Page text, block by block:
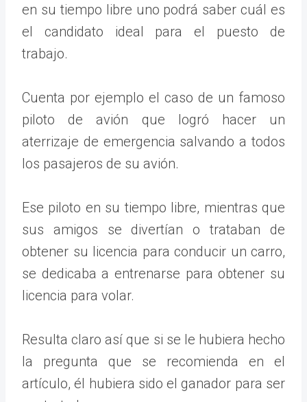
en su tiempo libre uno podrá saber cuál es
el candidato ideal para el puesto de
trabajo.
Cuenta por ejemplo el caso de un famoso
piloto de avión que logró hacer un
aterrizaje de emergencia salvando a todos
los pasajeros de su avión.
Ese piloto en su tiempo libre, mientras que
sus amigos se divertían o trataban de
obtener su licencia para conducir un carro,
se dedicaba a entrenarse para obtener su
licencia para volar.
Resulta claro así que si se le hubiera hecho
la pregunta que se recomienda en el
artículo, él hubiera sido el ganador para ser